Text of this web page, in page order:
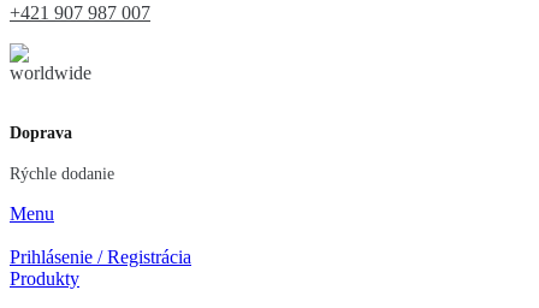
+421 907 987 007
Doprava
Rýchle dodanie
Menu
Prihlásenie / Registrácia
Produkty